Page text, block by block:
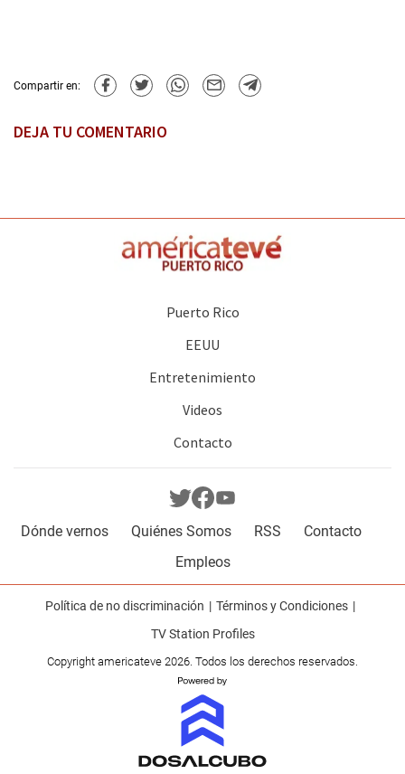
Compartir en:
DEJA TU COMENTARIO
Puerto Rico
EEUU
Entretenimiento
Videos
Contacto
Dónde vernos Quiénes Somos RSS
Contacto
Empleos
Política de no discriminación
Términos y Condiciones
TV Station Profiles
Copyright americateve 2026. Todos los derechos reservados.